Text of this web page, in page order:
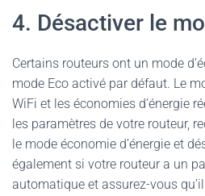
4. Désactiver le
Certains routeurs ont un mode
mode Eco activé par défaut. Le
WiFi et les économies d’énergie
les paramètres de votre routeur,
le mode économie d’énergie et
également si votre routeur a un
automatique et assurez-vous